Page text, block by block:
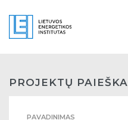
PROJEKTŲ PAIEŠKA
PAVADINIMAS